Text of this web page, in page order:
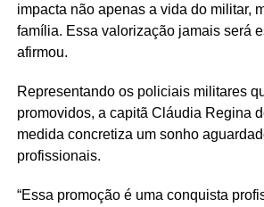
impacta não apenas a vida do militar,
família. Essa valorização jamais será
afirmou.
Representando os policiais militares
promovidos, a capitã Cláudia Regina
medida concretiza um sonho
profissionais.
“Essa promoção é uma conquista